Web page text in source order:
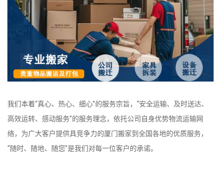
我们本着“真心、热心、细心”的服务宗旨，“安全运输、及时送达、
高效运转、感动服务”的服务理念，依托公司自身优势物流运输网
络，为广大客户提供具竞争力的厦门搬家到全国各地的优质服务，
“随时、随地、随您”是我们对每一位客户的承诺。